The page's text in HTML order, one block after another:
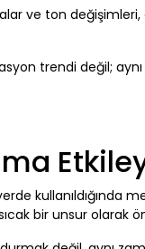
ve ton
trendi değil;
bir unsur olarak